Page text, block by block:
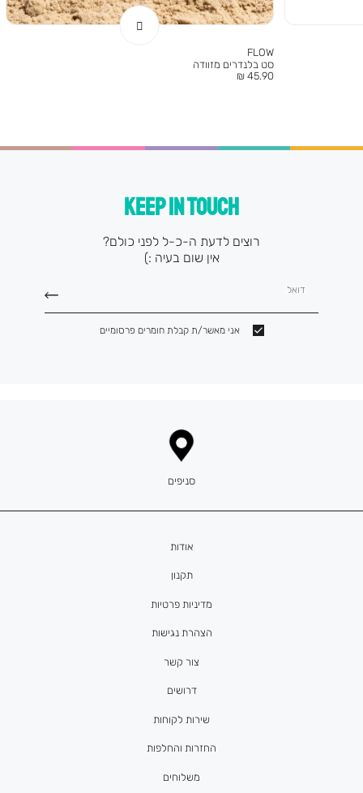
FLOW
סט בלנדרים מזוודה
מחיר
45.90 ₪
KEEP IN TOUCH
רוצים לדעת ה-כ-ל לפני כולם?
אין שום בעיה :)
דואל
אני מאשר/ת קבלת חומרים פרסומיים
אודות
תקנון
מדיניות פרטיות
הצהרת נגישות
צור קשר
דרושים
סניפים
שירות לקוחות
החזרות והחלפות
משלוחים